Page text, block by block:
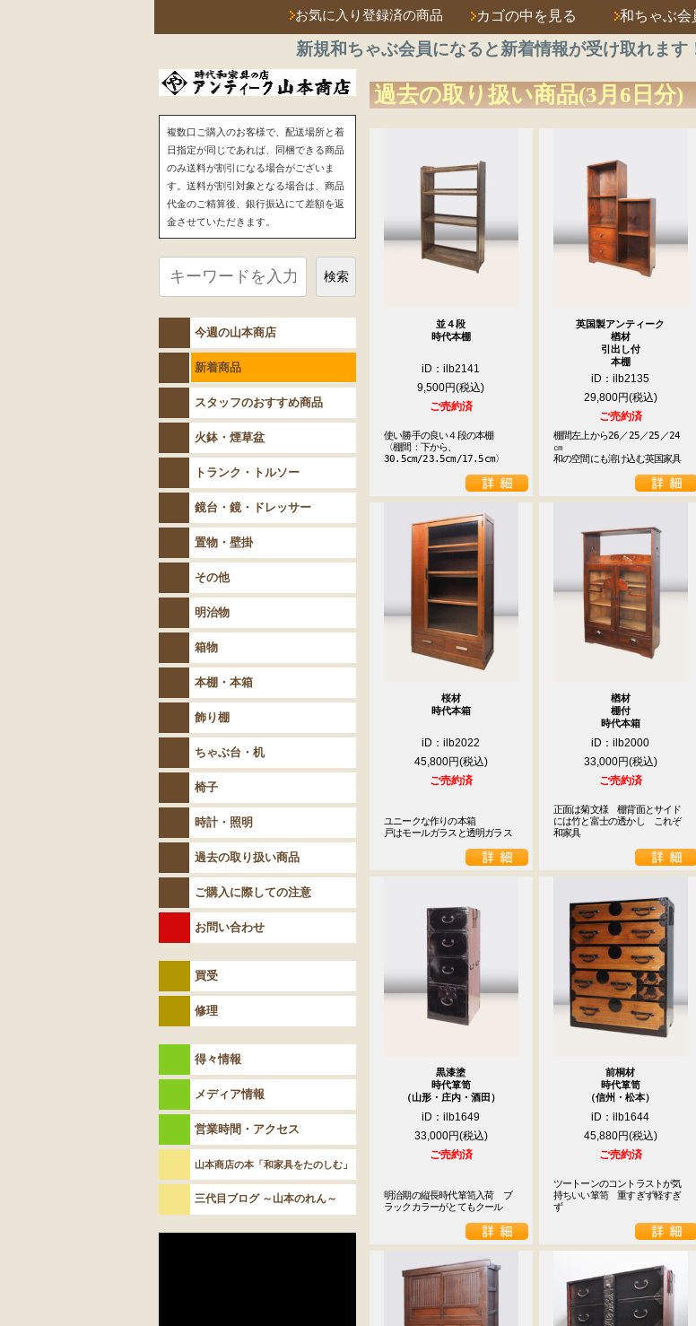
お気に入り登録済の商品 カゴの中を見る 和ちゃぶ会
新規和ちゃぶ会員になると新着情報が受け取れます
過去の取り扱い商品(3月6日分)
並４段
時代本棚
iD：ilb2141
9,500円
ご売約済
使い勝手の良い４段の本棚
〈棚間：下から、
30.5cm/23.5cm/17.5cm〉
英国製アンティーク
楢材
引出し付
本棚
iD：ilb2135
29,800円
ご売約済
棚間左上から26／25／25／24
㎝
和の空間にも溶け込む英国家具
桜材
時代本箱
iD：ilb2022
45,800円
ご売約済
ユニークな作りの本箱
戸はモールガラスと透明ガラス
楢材
棚付
時代本箱
iD：ilb2000
33,000円
ご売約済
正面は菊文様　棚背面とサイド
には竹と富士の透かし　これぞ
和家具
黒漆塗
時代箪笥
（山形・庄内・酒田）
iD：ilb1649
33,000円
ご売約済
明治期の縦長時代箪笥入荷　ブ
ラックカラーがとてもクール
前桐材
時代箪笥
（信州・松本）
iD：ilb1644
45,880円
ご売約済
ツートーンのコントラストが気
持ちいい箪笥　重すぎず軽すぎ
ず
複数口ご購入のお客様で、配送場所と着
日指定が同じであれば、同梱できる商品
のみ送料が割引になる場合がございま
す。送料が割引対象となる場合は、商品
代金のご精算後、銀行振込にて差額を返
金させていただきます。
検索
今週の山本商店
新着商品
スタッフのおすすめ商品
火鉢・煙草盆
トランク・トルソー
鏡台・鏡・ドレッサー
置物・壁掛
その他
明治物
箱物
本棚・本箱
飾り棚
ちゃぶ台・机
椅子
時計・照明
過去の取り扱い商品
ご購入に際しての注意
お問い合わせ
買受
修理
得々情報
メディア情報
営業時間・アクセス
山本商店の本「和家具をたのしむ」
三代目ブログ ～山本のれん～